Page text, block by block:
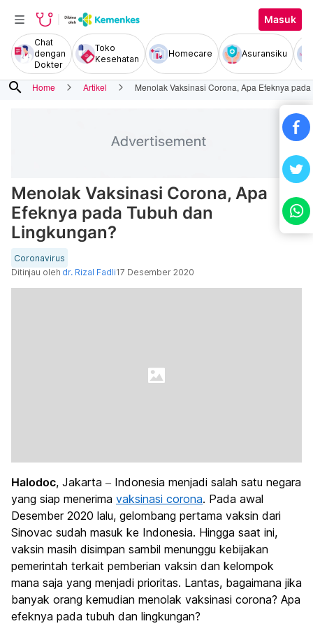
Masuk
Chat
dengan
Dokter
Toko
Kesehatan
Homecare Asuransiku
search Home Artikel Menolak Vaksinasi Corona, Apa Efeknya
Menolak Vaksinasi Corona, Apa
Efeknya pada Tubuh dan
Lingkungan?
Coronavirus
Ditinjau oleh dr. Rizal Fadli17 Desember 2020
Halodoc, Jakarta – Indonesia menjadi salah satu negara
yang siap menerima vaksinasi corona. Pada awal
Desember 2020 lalu, gelombang pertama vaksin dari
Sinovac sudah masuk ke Indonesia. Hingga saat ini,
vaksin masih disimpan sambil menunggu kebijakan
pemerintah terkait pemberian vaksin dan kelompok
mana saja yang menjadi prioritas. Lantas, bagaimana jika
banyak orang kemudian menolak vaksinasi corona? Apa
efeknya pada tubuh dan lingkungan?